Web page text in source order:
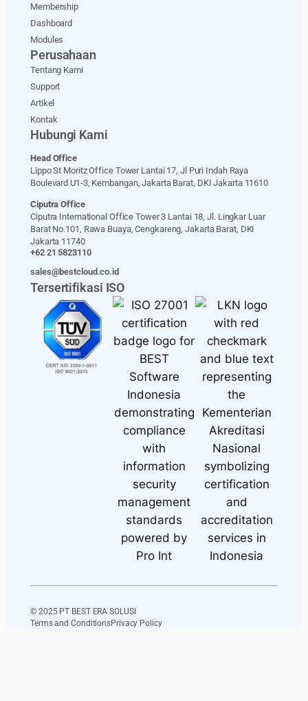
Membership
Dashboard
Modules
Perusahaan
Tentang Kami
Support
Artikel
Kontak
Hubungi Kami
Head Office
Lippo St Moritz Office Tower Lantai 17, Jl Puri Indah Raya
Boulevard U1-3, Kembangan, Jakarta Barat, DKI Jakarta 11610
Ciputra Office
Ciputra International Office Tower 3 Lantai 18, Jl. Lingkar Luar
Barat No.101, Rawa Buaya, Cengkareng, Jakarta Barat, DKI
Jakarta 11740
+62 21 5823110
sales@bestcloud.co.id
Tersertifikasi ISO
© 2025 PT BEST ERA SOLUSI
Terms and ConditionsPrivacy Policy